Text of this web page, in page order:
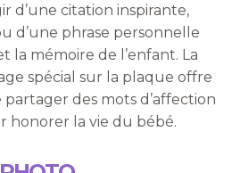
d’une citation inspirante,
d’une phrase personnelle
la mémoire de l’enfant. La
spécial sur la plaque offre
des mots d’affection
honorer la vie du bébé.